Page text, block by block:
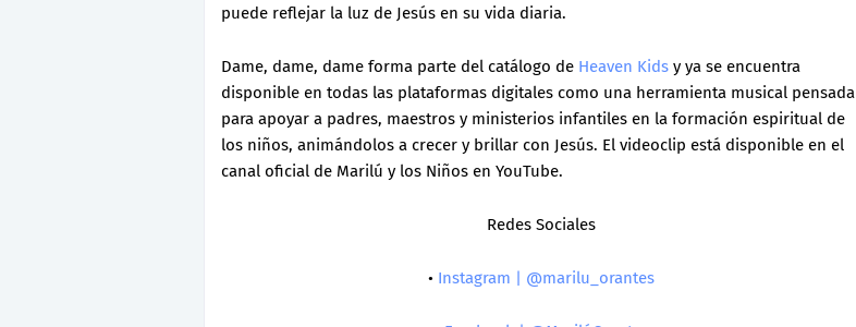
puede reflejar la luz de Jesús en su vida diaria.
Dame, dame, dame forma parte del catálogo de Heaven Kids y ya se encuentra
disponible en todas las plataformas digitales como una herramienta musical pensada
para apoyar a padres, maestros y ministerios infantiles en la formación espiritual de
los niños, animándolos a crecer y brillar con Jesús. El videoclip está disponible en el
canal oficial de Marilú y los Niños en YouTube.
Redes Sociales
• Instagram | @marilu_orantes